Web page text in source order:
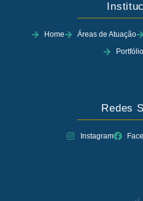
Home Áreas de Atuação
Portfólio
Redes
Instagram